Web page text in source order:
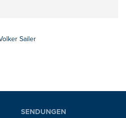
Sailer
SENDUNGEN